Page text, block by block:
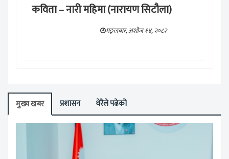
कविता – नारी महिमा (नारायण सिटौला)
मङ्लबार, अशोज १४, २०८२
मुख्य खबर प्रशासन धेरैले पढेको